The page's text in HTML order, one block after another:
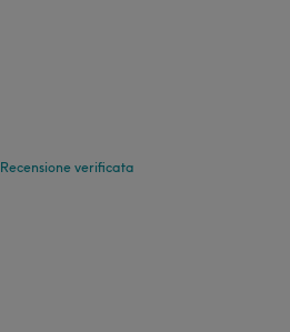
Recensione verificata